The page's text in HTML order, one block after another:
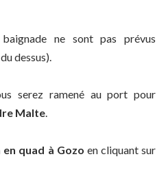
ne sont pas prévus
dessus).
serez ramené au port pour
Malte.
quad à Gozo en cliquant sur